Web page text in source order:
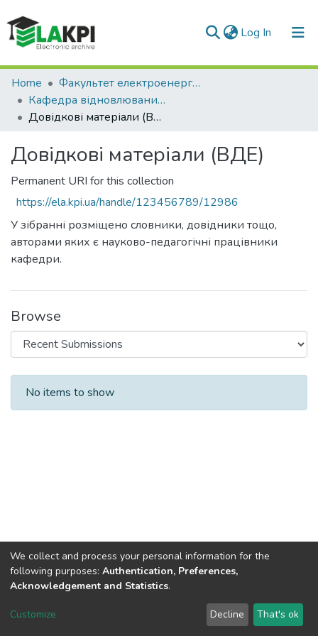
Log In (current)
Communities & Collections
All of DSpace
Home
Факультет електроенерготехніки та автоматики (ФЕА)
Кафедра відновлюваних джерел енергії (ВДЕ)
Довідкові матеріали (ВДЕ)
Довідкові матеріали (ВДЕ)
Permanent URI for this collection
https://ela.kpi.ua/handle/123456789/12986
У зібранні розміщено словники, довідники тощо,
авторами яких є науково-педагогічні працівники
кафедри.
Browse
Recent Submissions
No items to show
DSpace software copyright © 2002-2026 LYRASIS
Send Feedback
We collect and process your personal information for the
following purposes: Authentication, Preferences,
Acknowledgement and Statistics.
Customize Decline That's ok